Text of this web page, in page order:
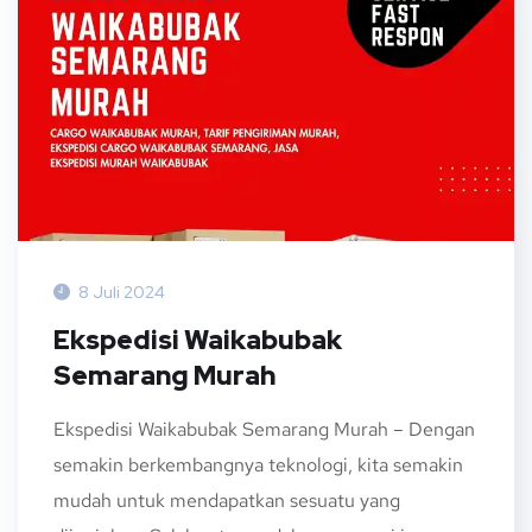
8 Juli 2024
Ekspedisi Waikabubak
Semarang Murah
Ekspedisi Waikabubak Semarang Murah – Dengan
semakin berkembangnya teknologi, kita semakin
mudah untuk mendapatkan sesuatu yang